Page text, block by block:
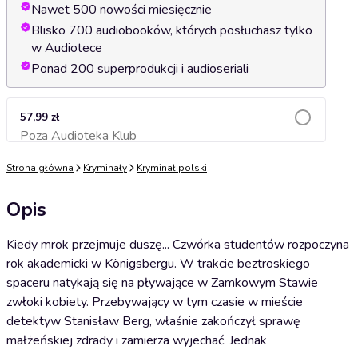
Nawet 500 nowości miesięcznie
Blisko 700 audiobooków, których posłuchasz tylko
w Audiotece
Ponad 200 superprodukcji i audioseriali
57,99 zł
Poza Audioteka KlubDodaj do koszyka
Strona główna Kryminały Kryminał polski
Opis
Kiedy mrok przejmuje duszę... Czwórka studentów rozpoczyna
rok akademicki w Königsbergu. W trakcie beztroskiego
spaceru natykają się na pływające w Zamkowym Stawie
zwłoki kobiety. Przebywający w tym czasie w mieście
detektyw Stanisław Berg, właśnie zakończył sprawę
małżeńskiej zdrady i zamierza wyjechać. Jednak